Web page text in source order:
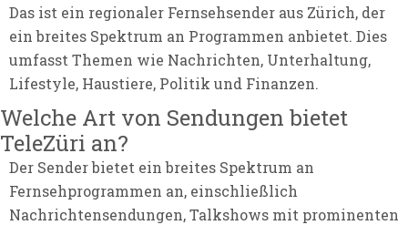
Das ist ein regionaler Fernsehsender aus Zürich, der
ein breites Spektrum an Programmen anbietet. Dies
umfasst Themen wie Nachrichten, Unterhaltung,
Lifestyle, Haustiere, Politik und Finanzen.
Welche Art von Sendungen bietet
TeleZüri an?
Der Sender bietet ein breites Spektrum an
Fernsehprogrammen an, einschließlich
Nachrichtensendungen, Talkshows mit prominenten